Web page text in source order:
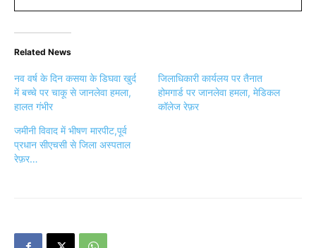
Related News
नव वर्ष के दिन कसया के डिघवा खुर्द
में बच्चे पर चाकू से जानलेवा हमला,
हालत गंभीर
जिलाधिकारी कार्यलय पर तैनात
होमगार्ड पर जानलेवा हमला, मेडिकल
कॉलेज रेफ़र
जमीनी विवाद में भीषण मारपीट,पूर्व
प्रधान सीएचसी से जिला अस्पताल
रेफ़र…